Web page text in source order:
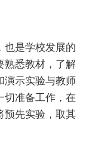
也是学校发展的
熟悉教材，了解
演示实验与教师
切准备工作，在
预先实验，取其